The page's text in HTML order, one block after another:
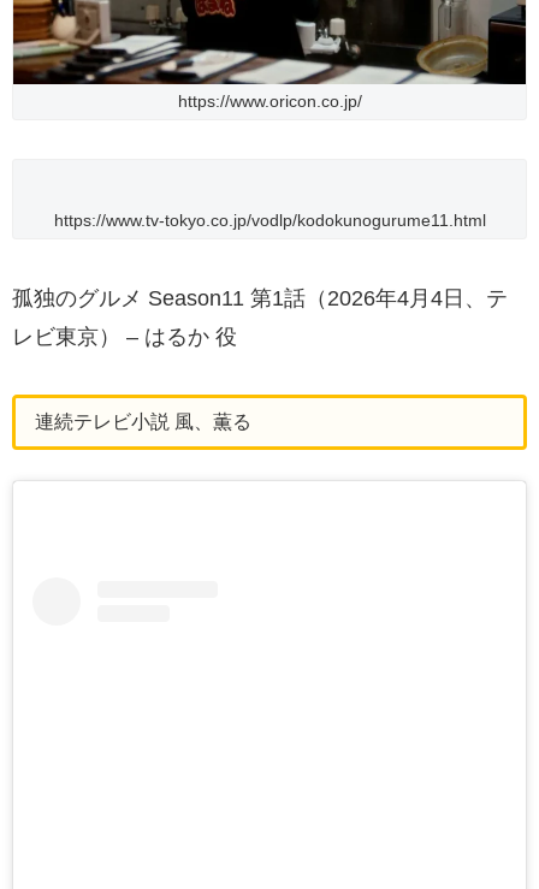
https://www.oricon.co.jp/
https://www.tv-tokyo.co.jp/vodlp/kodokunogurume11.html
孤独のグルメ Season11 第1話（2026年4月4日、テ
レビ東京） – はるか 役
連続テレビ小説 風、薫る